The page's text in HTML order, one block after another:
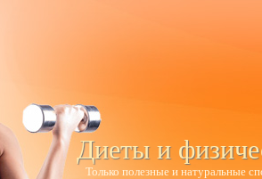
Диеты и
Только полезные и натуральные